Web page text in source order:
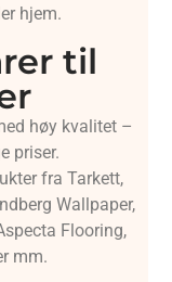
hjem.
til
høy kvalitet –
priser.
fra Tarkett,
Wallpaper,
Flooring,
mm.